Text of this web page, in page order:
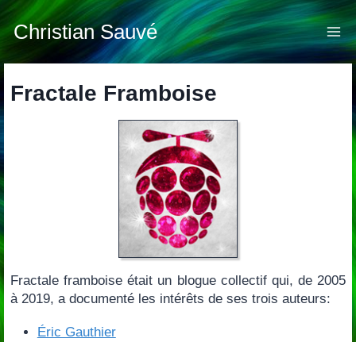
Skip
to
content
Christian Sauvé
Fractale Framboise
Fractale framboise était un blogue collectif qui, de 2005
à 2019, a documenté les intérêts de ses trois auteurs:
Éric Gauthier